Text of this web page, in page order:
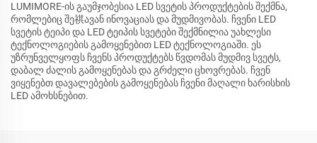
LUMIMORE-ის გაუმჯობესია LED სვეტის პროდუქტების შექმნა,
რომლებიც შე祺ავან ინოვაციას და მუდმივობას. ჩვენი LED
სვეტის ტეიპი და LED ტეიპის სვეტები შექმნილია უახლესი
ტექნოლოგიების გამოყენებით LED ტექნოლოგიაში. ეს
უზრუნველყოფს ჩვენს პროდუქტებს წვდომას მუდმივ სვეტს,
დაბალ ძალის გამოყენებას და გრძელი ცხოვრებას. ჩვენ
ვიყენებთ დავალებების გამოყენებას ჩვენი მაღალი ხარისხის
LED ამოხსნებით.